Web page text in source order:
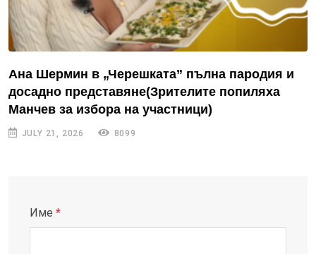
Ана Шермин в „Черешката” пълна пародия и
досадно представяне(Зрителите попиляха
Манчев за избора на участници)
JULY 21, 2026 8099
Име *